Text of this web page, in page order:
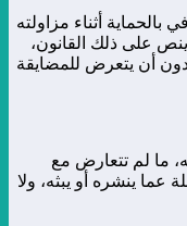
بالحماية أثناء مزاولته
على ذلك القانون،
أن يتعرض للمضايقة
ما لم تتعارض مع
عما ينشره أو يبثه، ولا